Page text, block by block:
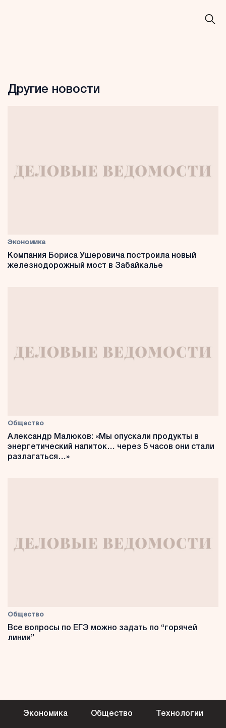
Другие новости
Экономика
Компания Бориса Ушеровича построила новый
железнодорожный мост в Забайкалье
Общество
Александр Малюков: «Мы опускали продукты в
энергетический напиток… через 5 часов они стали
разлагаться…»
Общество
Все вопросы по ЕГЭ можно задать по “горячей
линии”
Экономика Общество Технологии